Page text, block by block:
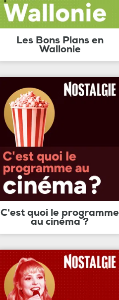
Les Bons Plans en
Wallonie
C'est quoi le programme
au cinéma ?